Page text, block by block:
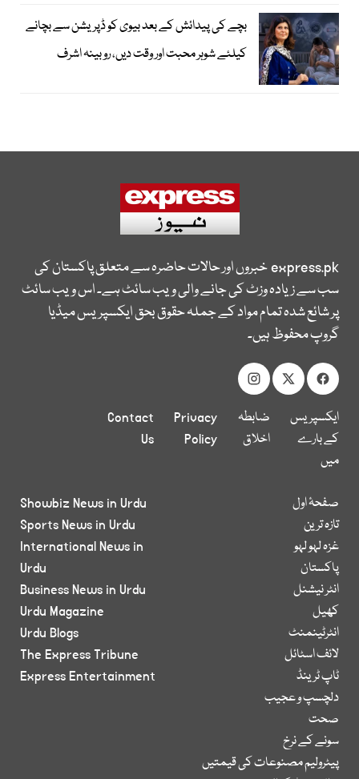
بچے کی پیدائش کے بعد بیوی کو ڈپریشن سے بچانے
کیلئے شوہر محبت اور وقت دیں، روبینہ اشرف
express.pkخبروں اور حالات حاضرہ سے متعلق پاکستان کی
سب سے زیادہ وزٹ کی جانے والی ویب سائٹ ہے۔ اس ویب سائٹ
پر شائع شدہ تمام مواد کے جملہ حقوق بحق ایکسپریس میڈیا
گروپ محفوظ ہیں۔
ایکسپریس
کے بارے
میں
ضابطہ
اخلاق
Privacy
Policy
Contact
Us
صفحۂ اول
تازہ ترین
غزہ لہو لہو
پاکستان
انٹر نیشنل
کھیل
انٹرٹینمنٹ
لائف اسٹائل
ٹاپ ٹرینڈ
دلچسپ و عجیب
صحت
سونے کے نرخ
پیٹرولیم مصنوعات کی قیمتیں
Showbiz News in Urdu
Sports News in Urdu
International News in
Urdu
Business News in Urdu
Urdu Magazine
Urdu Blogs
The Express Tribune
Express Entertainment